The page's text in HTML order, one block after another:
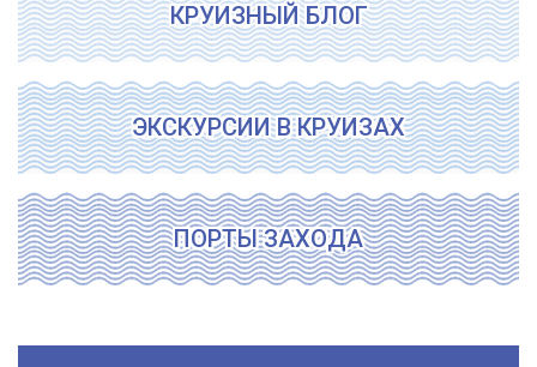
КРУИЗНЫЙ БЛОГ
ЭКСКУРСИИ В КРУИЗАХ
ПОРТЫ ЗАХОДА